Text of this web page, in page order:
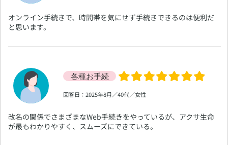
​オンライン手続きで、時間帯を気にせず手続きできるのは便利だ
と思います。
​回答日：2025年8月／40代／女性
​改名の関係でさまざまなWeb手続きをやっているが、アクサ生命
が最もわかりやすく、スムーズにできている。